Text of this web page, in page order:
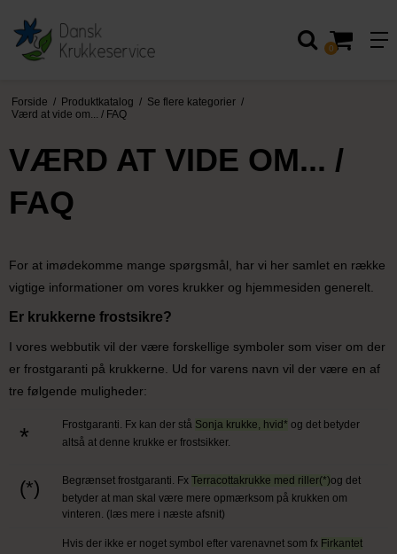
0
Forside / Produktkatalog / Se flere kategorier /
Værd at vide om... / FAQ
VÆRD AT VIDE OM... /
FAQ
For at imødekomme mange spørgsmål, har vi her samlet en række
vigtige informationer om vores krukker og hjemmesiden generelt.
Er krukkerne frostsikre?
I vores webbutik vil der være forskellige symboler som viser om der
er frostgaranti på krukkerne. Ud for varens navn vil der være en af
tre følgende muligheder:
* Frostgaranti. Fx kan der stå Sonja krukke, hvid* og det betyder
altså at denne krukke er frostsikker.
(*) Begrænset frostgaranti. FxTerracottakrukke med riller(*)og det
betyder at man skal være mere opmærksom på krukken om
vinteren. (læs mere i næste afsnit)
Hvis der ikke er noget symbol efter varenavnet som fx Firkantet